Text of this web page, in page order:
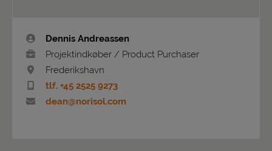
Dennis Andreassen
Projektindkøber / Product Purchaser
Frederikshavn
tlf. +45 2525 9273
dean@norisol.com